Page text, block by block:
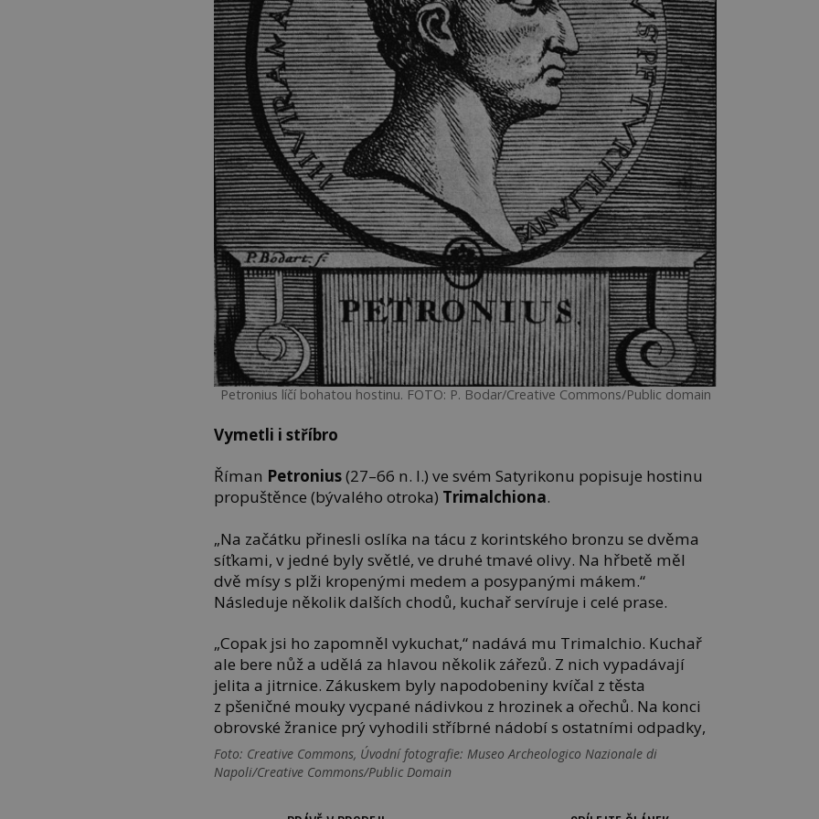
Petronius líčí bohatou hostinu. FOTO: P. Bodar/Creative Commons/Public domain
Vymetli i stříbro
Říman Petronius(27–66 n. l.) ve svém Satyrikonu popisuje hostinu
propuštěnce (bývalého otroka) Trimalchiona.
„Na začátku přinesli oslíka na tácu z korintského bronzu se dvěma
síťkami, v jedné byly světlé, ve druhé tmavé olivy. Na hřbetě měl
dvě mísy s plži kropenými medem a posypanými mákem.“
Následuje několik dalších chodů, kuchař servíruje i celé prase.
„Copak jsi ho zapomněl vykuchat,“ nadává mu Trimalchio. Kuchař
ale bere nůž a udělá za hlavou několik zářezů. Z nich vypadávají
jelita a jitrnice. Zákuskem byly napodobeniny kvíčal z těsta
z pšeničné mouky vycpané nádivkou z hrozinek a ořechů. Na konci
obrovské žranice prý vyhodili stříbrné nádobí s ostatními odpadky,
Foto: Creative Commons, Úvodní fotografie: Museo Archeologico Nazionale di
Napoli/Creative Commons/Public Domain